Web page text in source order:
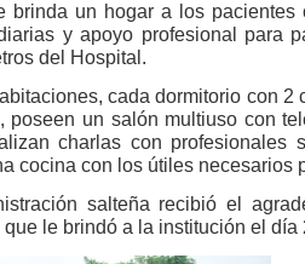
brinda un hogar a los
y apoyo profesional para
del Hospital.
cada dormitorio con
poseen un salón multiuso con
charlas con profesionales
cocina con los útiles necesarios
salteña recibió el
le brindó a la institución el día